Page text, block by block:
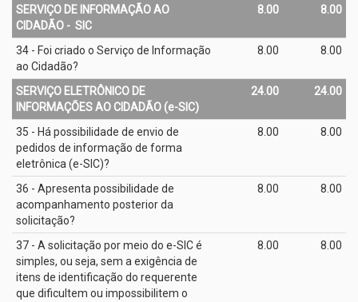
SERVIÇO DE INFORMAÇÃO AO
CIDADÃO - ­ SIC
8.00 8.00
34 - Foi criado o Serviço de Informação
ao Cidadão?
8.00 8.00
SERVIÇO ELETRÔNICO DE
INFORMAÇÕES AO CIDADÃO (e­-SIC)
24.00 24.00
35 - Há possibilidade de envio de
pedidos de informação de forma
eletrônica (e­-SIC)?
8.00 8.00
36 - Apresenta possibilidade de
acompanhamento posterior da
solicitação?
8.00 8.00
37 - A solicitação por meio do e­-SIC é
simples, ou seja, sem a exigência de
itens de identificação do requerente
que dificultem ou impossibilitem o
8.00 8.00